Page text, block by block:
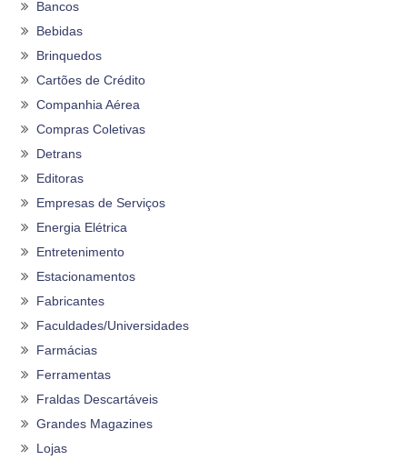
Bancos
Bebidas
Brinquedos
Cartões de Crédito
Companhia Aérea
Compras Coletivas
Detrans
Editoras
Empresas de Serviços
Energia Elétrica
Entretenimento
Estacionamentos
Fabricantes
Faculdades/Universidades
Farmácias
Ferramentas
Fraldas Descartáveis
Grandes Magazines
Lojas